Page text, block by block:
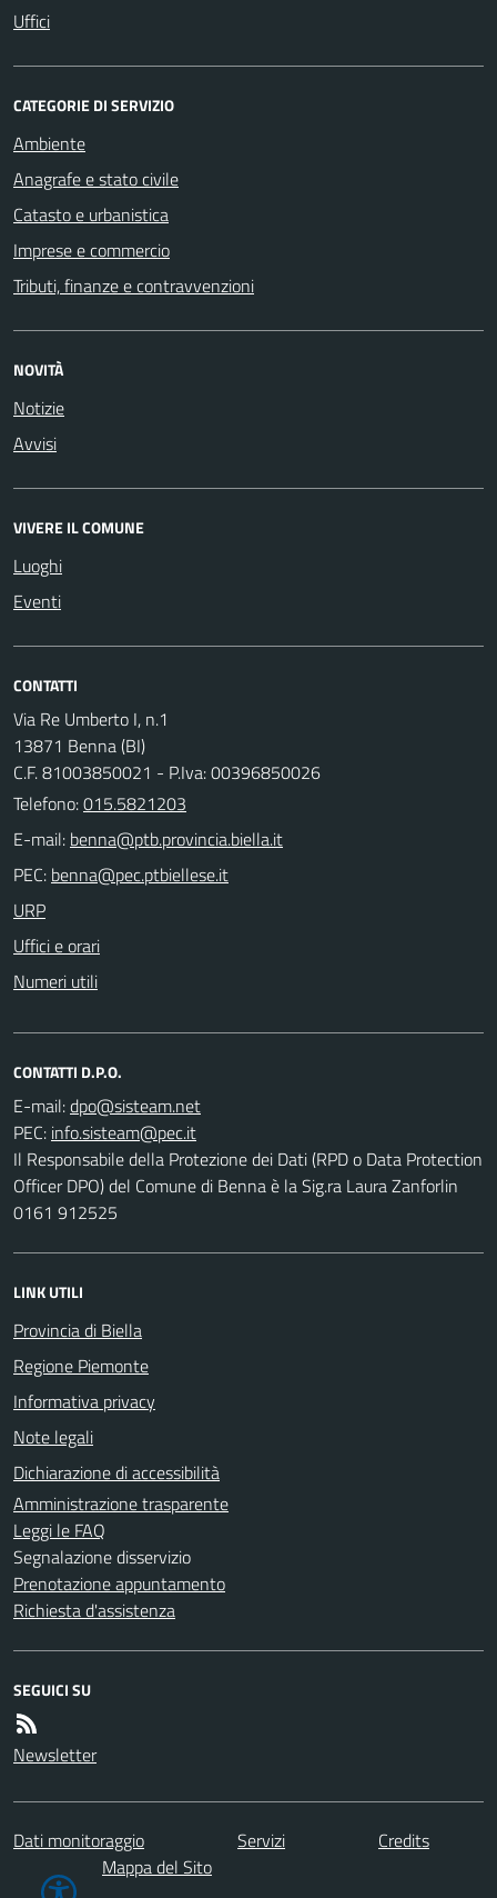
Uffici
CATEGORIE DI SERVIZIO
Ambiente
Anagrafe e stato civile
Catasto e urbanistica
Imprese e commercio
Tributi, finanze e contravvenzioni
NOVITÀ
Notizie
Avvisi
VIVERE IL COMUNE
Luoghi
Eventi
CONTATTI
Via Re Umberto I, n.1
13871 Benna (BI)
C.F. 81003850021 - P.Iva: 00396850026
Telefono:015.5821203
E-mail:
PEC:
URP
Uffici e orari
Numeri utili
CONTATTI D.P.O.
E-mail:
PEC:
Il Responsabile della Protezione dei Dati (RPD o Data Protection
Officer DPO) del Comune di Benna è la Sig.ra Laura Zanforlin
0161 912525
LINK UTILI
Provincia di Biella
Regione Piemonte
Informativa privacy
Note legali
Dichiarazione di accessibilità
Amministrazione trasparente
Leggi le FAQ
Segnalazione disservizio
Prenotazione appuntamento
Richiesta d'assistenza
SEGUICI SU
Newsletter
Dati monitoraggio Servizi
Credits
Mappa del Sito